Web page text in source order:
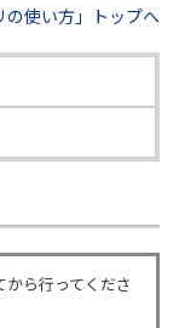
の使い方」トップへ
ら行ってくださ